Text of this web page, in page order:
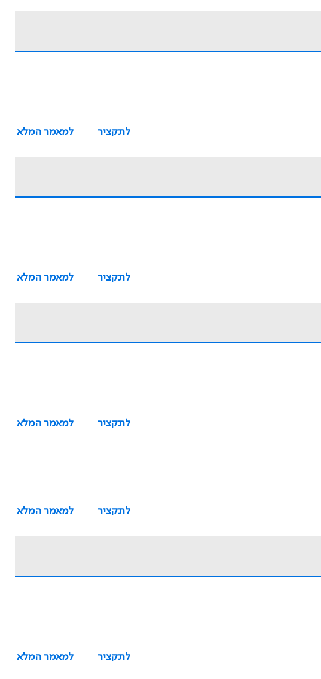
לתקציר
למאמר המלא
לתקציר
למאמר המלא
לתקציר
למאמר המלא
לתקציר
למאמר המלא
לתקציר
למאמר המלא